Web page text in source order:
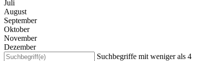
Juli
August
September
Oktober
November
Dezember
Suchbegriffe mit weniger als 4